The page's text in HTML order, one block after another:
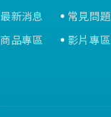
最新消息
商品專區
常見問題
影片專區